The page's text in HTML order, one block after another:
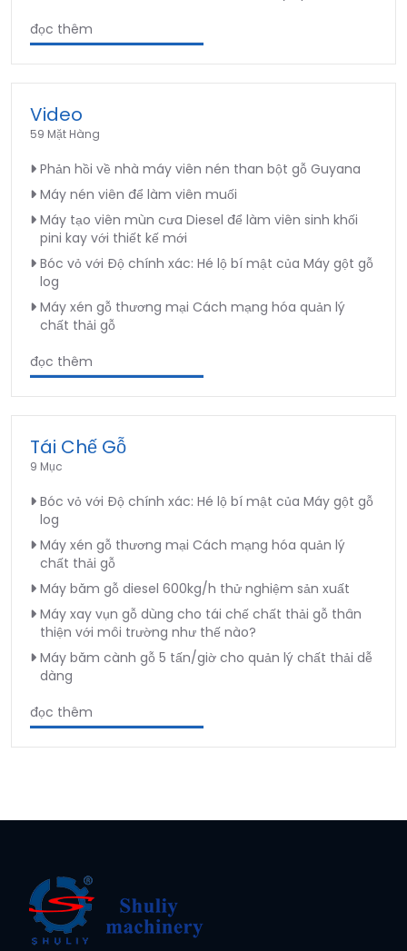
đọc thêm
Video
59 Mặt Hàng
Phản hồi về nhà máy viên nén than bột gỗ Guyana
Máy nén viên để làm viên muối
Máy tạo viên mùn cưa Diesel để làm viên sinh khối
pini kay với thiết kế mới
Bóc vỏ với Độ chính xác: Hé lộ bí mật của Máy gột gỗ
log
Máy xén gỗ thương mại Cách mạng hóa quản lý
chất thải gỗ
đọc thêm
Tái Chế Gỗ
9 Mục
Bóc vỏ với Độ chính xác: Hé lộ bí mật của Máy gột gỗ
log
Máy xén gỗ thương mại Cách mạng hóa quản lý
chất thải gỗ
Máy băm gỗ diesel 600kg/h thử nghiệm sản xuất
Máy xay vụn gỗ dùng cho tái chế chất thải gỗ thân
thiện với môi trường như thế nào?
Máy băm cành gỗ 5 tấn/giờ cho quản lý chất thải dễ
dàng
đọc thêm